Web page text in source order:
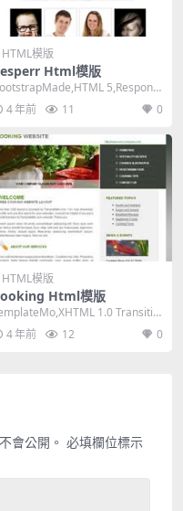
HTML模版
Html模版
5,Responsi
4 Colum...
4 年前 11 0
HTML模版
Html模版
1.0 Transitio
...
4 年前 12 0
會公開。 必填欄位標示